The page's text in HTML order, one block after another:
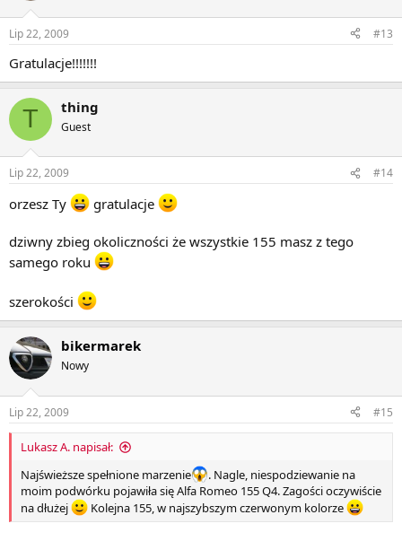
Lip 22, 2009 #13
Gratulacje!!!!!!!
T thing
Guest
Lip 22, 2009 #14
orzesz Ty gratulacje
dziwny zbieg okoliczności że wszystkie 155 masz z tego
samego roku
szerokości
bikermarek
Nowy
Lip 22, 2009 #15
Lukasz A. napisał:
Najświeższe spełnione marzenie
. Nagle, niespodziewanie na
moim podwórku pojawiła się Alfa Romeo 155 Q4. Zagości oczywiście
na dłużej
Kolejna 155, w najszybszym czerwonym kolorze